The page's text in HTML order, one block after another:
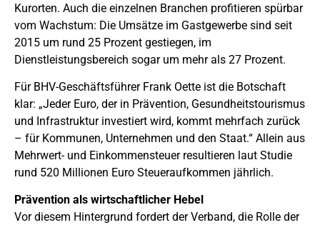
Kurorten. Auch die einzelnen Branchen profitieren spürbar
vom Wachstum: Die Umsätze im Gastgewerbe sind seit
2015 um rund 25 Prozent gestiegen, im
Dienstleistungsbereich sogar um mehr als 27 Prozent.
Für BHV-Geschäftsführer Frank Oette ist die Botschaft
klar: „Jeder Euro, der in Prävention, Gesundheitstourismus
und Infrastruktur investiert wird, kommt mehrfach zurück
– für Kommunen, Unternehmen und den Staat.“ Allein aus
Mehrwert- und Einkommensteuer resultieren laut Studie
rund 520 Millionen Euro Steueraufkommen jährlich.
Prävention als wirtschaftlicher Hebel
Vor diesem Hintergrund fordert der Verband, die Rolle der